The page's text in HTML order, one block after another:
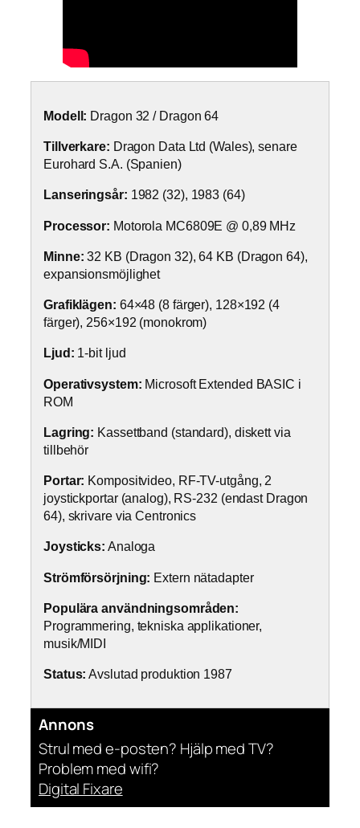
Modell: Dragon 32 / Dragon 64
Tillverkare: Dragon Data Ltd (Wales), senare
Eurohard S.A. (Spanien)
Lanseringsår: 1982 (32), 1983 (64)
Processor: Motorola MC6809E @ 0,89 MHz
Minne: 32 KB (Dragon 32), 64 KB (Dragon 64),
expansionsmöjlighet
Grafiklägen: 64×48 (8 färger), 128×192 (4
färger), 256×192 (monokrom)
Ljud: 1-bit ljud
Operativsystem: Microsoft Extended BASIC i
ROM
Lagring: Kassettband (standard), diskett via
tillbehör
Portar: Kompositvideo, RF-TV-utgång, 2
joystickportar (analog), RS-232 (endast Dragon
64), skrivare via Centronics
Joysticks: Analoga
Strömförsörjning: Extern nätadapter
Populära användningsområden:
Programmering, tekniska applikationer,
musik/MIDI
Status: Avslutad produktion 1987
Annons
Strul med e-posten? Hjälp med TV?
Problem med wifi?
Digital Fixare